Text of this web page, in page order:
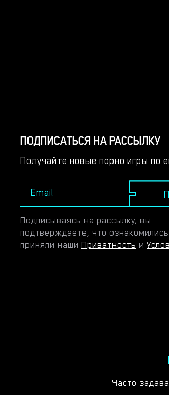
ПОДПИСАТЬСЯ НА РАССЫЛКУ
Получайте новые порно игры по
Подписываясь на рассылку, вы
подтверждаете, что
приняли наши Приватность и
Часто